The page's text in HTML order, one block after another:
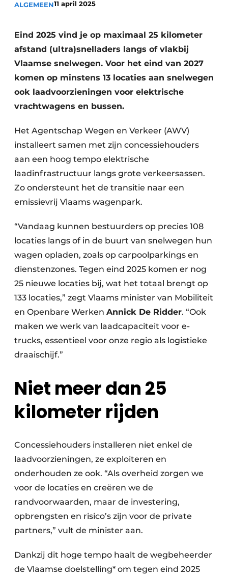
ALGEMEEN11 april 2025
Eind 2025 vind je op maximaal 25 kilometer
afstand (ultra)snelladers langs of vlakbij
Vlaamse snelwegen. Voor het eind van 2027
komen op minstens 13 locaties aan snelwegen
ook laadvoorzieningen voor elektrische
vrachtwagens en bussen.
Het Agentschap Wegen en Verkeer (AWV)
installeert samen met zijn concessiehouders
aan een hoog tempo elektrische
laadinfrastructuur langs grote verkeersassen.
Zo ondersteunt het de transitie naar een
emissievrij Vlaams wagenpark.
“Vandaag kunnen bestuurders op precies 108
locaties langs of in de buurt van snelwegen hun
wagen opladen, zoals op carpoolparkings en
dienstenzones. Tegen eind 2025 komen er nog
25 nieuwe locaties bij, wat het totaal brengt op
133 locaties,” zegt Vlaams minister van Mobiliteit
en Openbare Werken Annick De Ridder. “Ook
maken we werk van laadcapaciteit voor e-
trucks, essentieel voor onze regio als logistieke
draaischijf.”
Niet meer dan 25
kilometer rijden
Concessiehouders installeren niet enkel de
laadvoorzieningen, ze exploiteren en
onderhouden ze ook. “Als overheid zorgen we
voor de locaties en creëren we de
randvoorwaarden, maar de investering,
opbrengsten en risico’s zijn voor de private
partners,” vult de minister aan.
Dankzij dit hoge tempo haalt de wegbeheerder
de Vlaamse doelstelling* om tegen eind 2025